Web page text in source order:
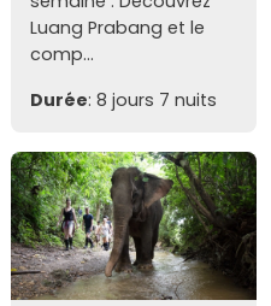
Luang Prabang et le
comp...
Durée: 8 jours 7 nuits